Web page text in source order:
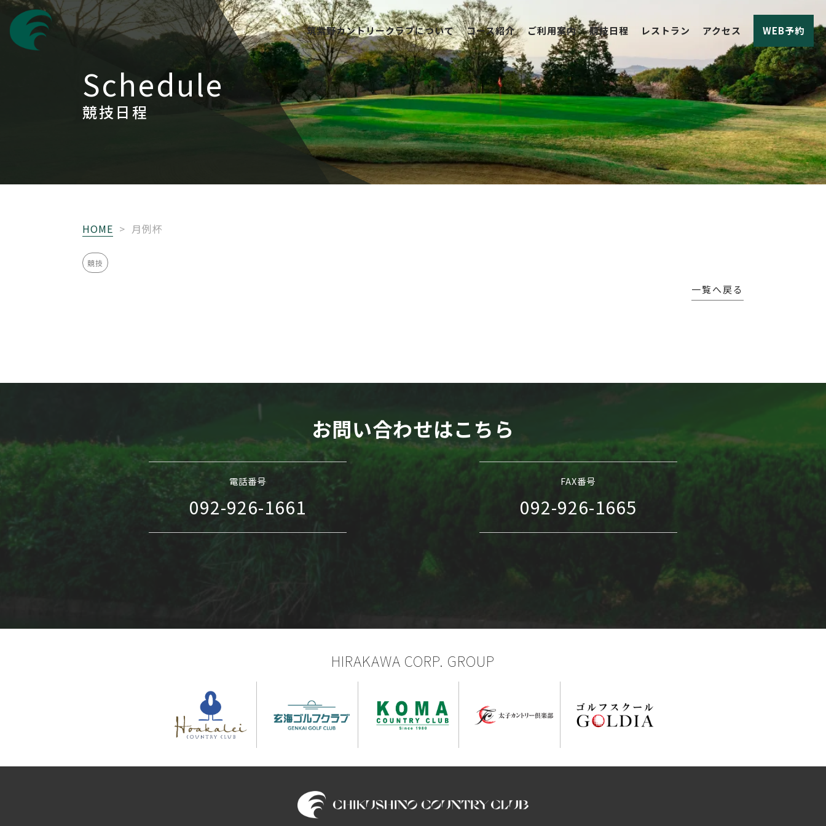
筑紫野カントリークラブについて コース紹介 ご利用案内 競技日程 レストラン アクセス WEB予約
Schedule
競技日程
HOME > 月例杯
競技
一覧へ戻る
お問い合わせはこちら
電話番号
092-926-1661
FAX番号
092-926-1665
HIRAKAWA CORP. GROUP
筑紫野カントリークラブについて
コース紹介
ご利用案内
競技日程